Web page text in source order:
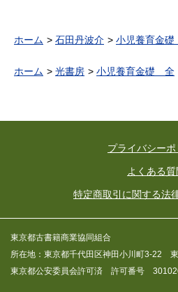
ホーム 石田丹波介 小児養育金
ホーム 光書房 小児養育金礎 全
プライバシーポ
よくある質
特定商取引に関する法
東京都古書籍商業協同組合
所在地：東京都千代田区神田小川町3-22
東京都公安委員会許可済 許可番号